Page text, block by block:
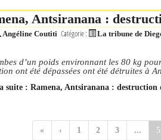
Antsiranana :
Angéline Coutiti Catégorie : La tribune de
d’un poids environnant les 80 kg
ont été dépassées ont été détruites à
suite : Ramena, Antsiranana : destruction
« ‹ 1 2 3 ... 5